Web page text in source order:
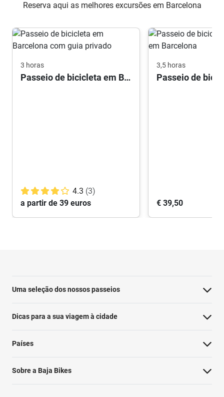
Reserva aqui as melhores excursões em Barcelona
3 horas
Passeio de bicicleta em Barcelona com guia privado
4.3 (3)
a partir de 39 euros
3,5 horas
€ 39,50
Uma seleção dos nossos passeios
Dicas para a sua viagem à cidade
Países
Sobre a Baja Bikes